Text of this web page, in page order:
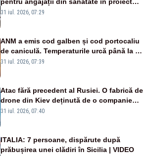
Legii salarizării
31 iul. 2026, 07:29
ANM a emis cod galben și cod portocaliu
de caniculă. Temperaturile urcă până la 38
de grade, iar nopțile devin tropicale
31 iul. 2026, 07:39
Atac fără precedent al Rusiei. O fabrică de
drone din Kiev deținută de o companie
americană, distrusă de o rachetă
31 iul. 2026, 07:40
ITALIA: 7 persoane, dispărute după
prăbușirea unei clădiri în Sicilia | VIDEO